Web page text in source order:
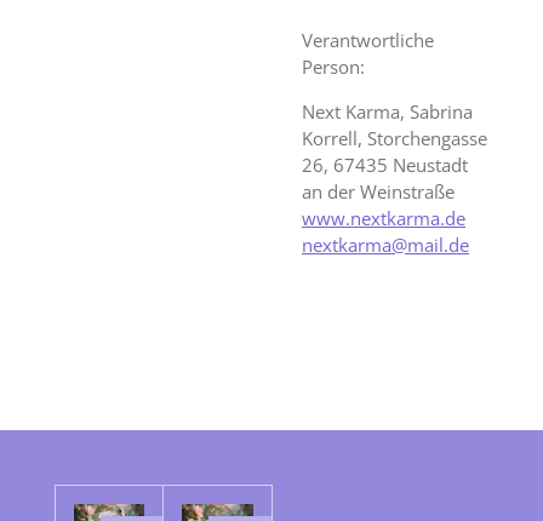
Verantwortliche
Person:
Next Karma, Sabrina
Korrell, Storchengasse
26, 67435 Neustadt
an der Weinstraße
www.nextkarma.de
nextkarma@mail.de